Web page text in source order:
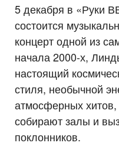
5 декабря в «Руки
состоится
концерт одной из
начала 2000-х,
настоящий
стиля, необычной
атмосферных
собирают залы и
поклонников.